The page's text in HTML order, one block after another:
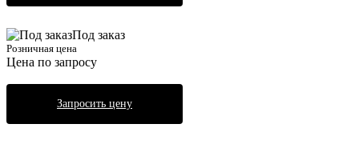
Под заказ
Розничная цена
Цена по запросу
Запросить цену